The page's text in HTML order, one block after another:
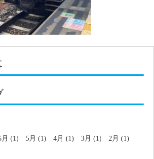
月 (1) 5月 (1) 4月 (1) 3月 (1)
2月 (1)